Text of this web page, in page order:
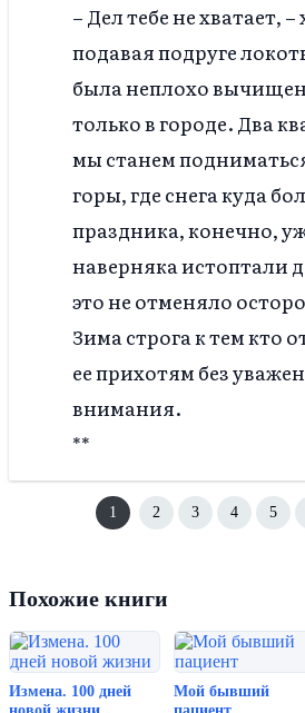
– Дел тебе не хватает,
подавая подруге
была неплохо
только в городе. Два
мы станем
горы, где снега куда
праздника, конечно,
наверняка истоптали
это не отменяло
Зима строга к тем кто
ее прихотям без
внимания.
**
1 2 3 4 5
Похожие книги
Измена. 100 дней
Мой бывший